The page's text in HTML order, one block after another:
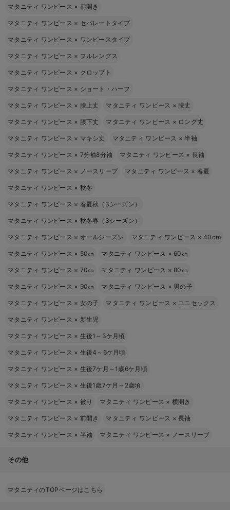
マタニティ ワンピース × 前開き
マタニティ ワンピース × セパレートタイプ
マタニティ ワンピース × ワンピースタイプ
マタニティ ワンピース × フルレングス
マタニティ ワンピース × クロップト
マタニティ ワンピース × ショート・ハーフ
マタニティ ワンピース × 膝上丈 マタニティ ワンピース × 膝丈
マタニティ ワンピース × 膝下丈 マタニティ ワンピース × ロング丈
マタニティ ワンピース × マキシ丈 マタニティ ワンピース ×半袖
マタニティ ワンピース × 7分袖8分袖 マタニティ ワンピース × 長袖
マタニティ ワンピース × ノースリーブ マタニティ ワンピース × 春夏
マタニティ ワンピース × 秋冬
マタニティ ワンピース × 春夏秋（3シーズン）
マタニティ ワンピース × 秋冬春（3シーズン）
マタニティ ワンピース × オールシーズン マタニティ ワンピース ×40cm
マタニティ ワンピース × 50㎝ マタニティ ワンピース × 60㎝
マタニティ ワンピース × 70㎝ マタニティ ワンピース × 80㎝
マタニティ ワンピース × 90㎝ マタニティ ワンピース × 男の子
マタニティ ワンピース × 女の子 マタニティ ワンピース ×ユニセックス
マタニティ ワンピース × 新生児
マタニティ ワンピース × 生後1～3ケ月頃
マタニティ ワンピース × 生後4～6ケ月頃
マタニティ ワンピース × 生後7ケ月～1歳6ケ月頃
マタニティ ワンピース × 生後1歳7ケ月～2歳頃
マタニティ ワンピース × 被り マタニティ ワンピース × 横開き
マタニティ ワンピース × 前開き マタニティ ワンピース ×長袖
マタニティ ワンピース × 半袖 マタニティ ワンピース × ノースリーブ
その他
マタニティのTOPページはこちら